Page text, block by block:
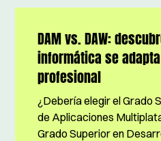
DAM vs. DAW:
informática se
profesional
¿Debería elegir el Grado
de Aplicaciones
Grado Superior en